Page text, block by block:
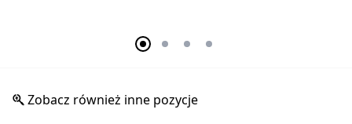
Zobacz również inne pozycje